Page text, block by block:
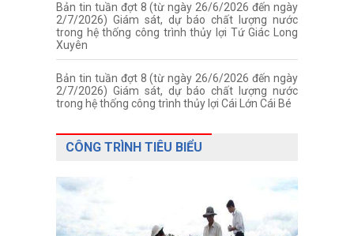
Bản tin tuần đợt 8 (từ ngày 26/6/2026 đến ngày
2/7/2026) Giám sát, dự báo chất lượng nước
trong hệ thống công trình thủy lợi Tứ Giác Long
Xuyên
Bản tin tuần đợt 8 (từ ngày 26/6/2026 đến ngày
2/7/2026) Giám sát, dự báo chất lượng nước
trong hệ thống công trình thủy lợi Cái Lớn Cái Bé
CÔNG TRÌNH TIÊU BIỂU